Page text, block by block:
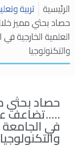
الرئيسية تربية
حصاد بحثي مميز
العلمية الخارجية
والتكنولوجيا
حصاد بحثي
…..تضاعف
في الجامعة
والتكنولوجيا